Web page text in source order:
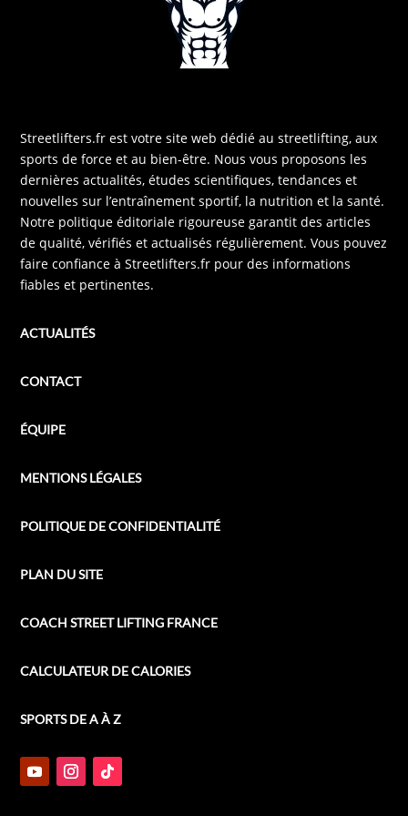
Streetlifters.fr est votre site web dédié au streetlifting, aux
sports de force et au bien-être. Nous vous proposons les
dernières actualités, études scientifiques, tendances et
nouvelles sur l’entraînement sportif, la nutrition et la santé.
Notre politique éditoriale rigoureuse garantit des articles
de qualité, vérifiés et actualisés régulièrement. Vous pouvez
faire confiance à Streetlifters.fr pour des informations
fiables et pertinentes.
ACTUALITÉS
CONTACT
ÉQUIPE
MENTIONS LÉGALES
POLITIQUE DE CONFIDENTIALITÉ
PLAN DU SITE
COACH STREET LIFTING FRANCE
CALCULATEUR DE CALORIES
SPORTS DE A À Z